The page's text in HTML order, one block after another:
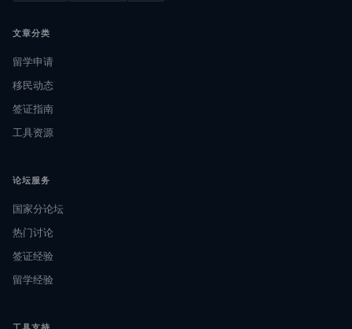
文章分类
留学申请
移民动态
签证指南
工具资源
论坛服务
国家分论坛
热门讨论
签证经验
留学经验
工具支持